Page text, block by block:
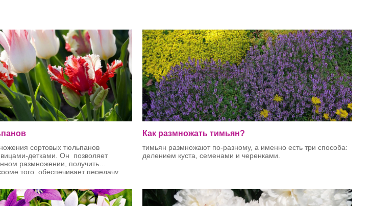
сортовых тюльпанов
детками. Он позволяет
размножении, получить
того, обеспечивает передачу
тюльпанов одного и
Как размножать тимьян?
тимьян размножают по-разному, а именно есть три способа:
делением куста, семенами и черенками.
недостатки.